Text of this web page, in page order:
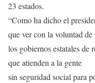
23 estados.
“Como ha dicho el
que ver con la voluntad de
los gobiernos estatales de
que atienden a la gente
sin seguridad social para